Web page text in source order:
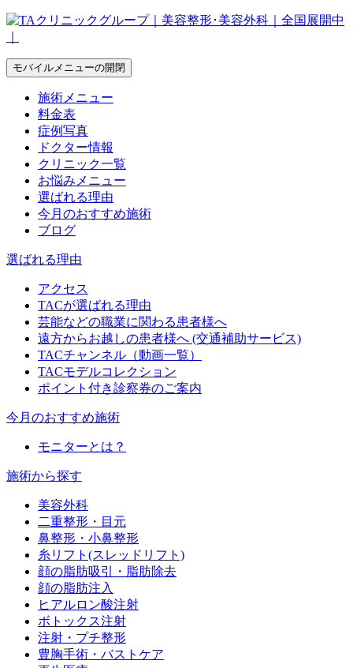
モバイルメニューの開閉
施術メニュー
料金表
症例写真
ドクター情報
クリニック一覧
お悩みメニュー
選ばれる理由
今月のおすすめ施術
ブログ
選ばれる理由
アクセス
TACが選ばれる理由
芸能などの職業に関わる患者様へ
遠方からお越しの患者様へ (交通補助サービス)
TACチャンネル（動画一覧）
TACモデルコレクション
ポイント付き診察券のご案内
今月のおすすめ施術
モニターとは？
施術から探す
美容外科
二重整形・目元
鼻整形・小鼻整形
糸リフト(スレッドリフト)
顔の脂肪吸引・脂肪除去
顔の脂肪注入
ヒアルロン酸注射
ボトックス注射
注射・プチ整形
豊胸手術・バストケア